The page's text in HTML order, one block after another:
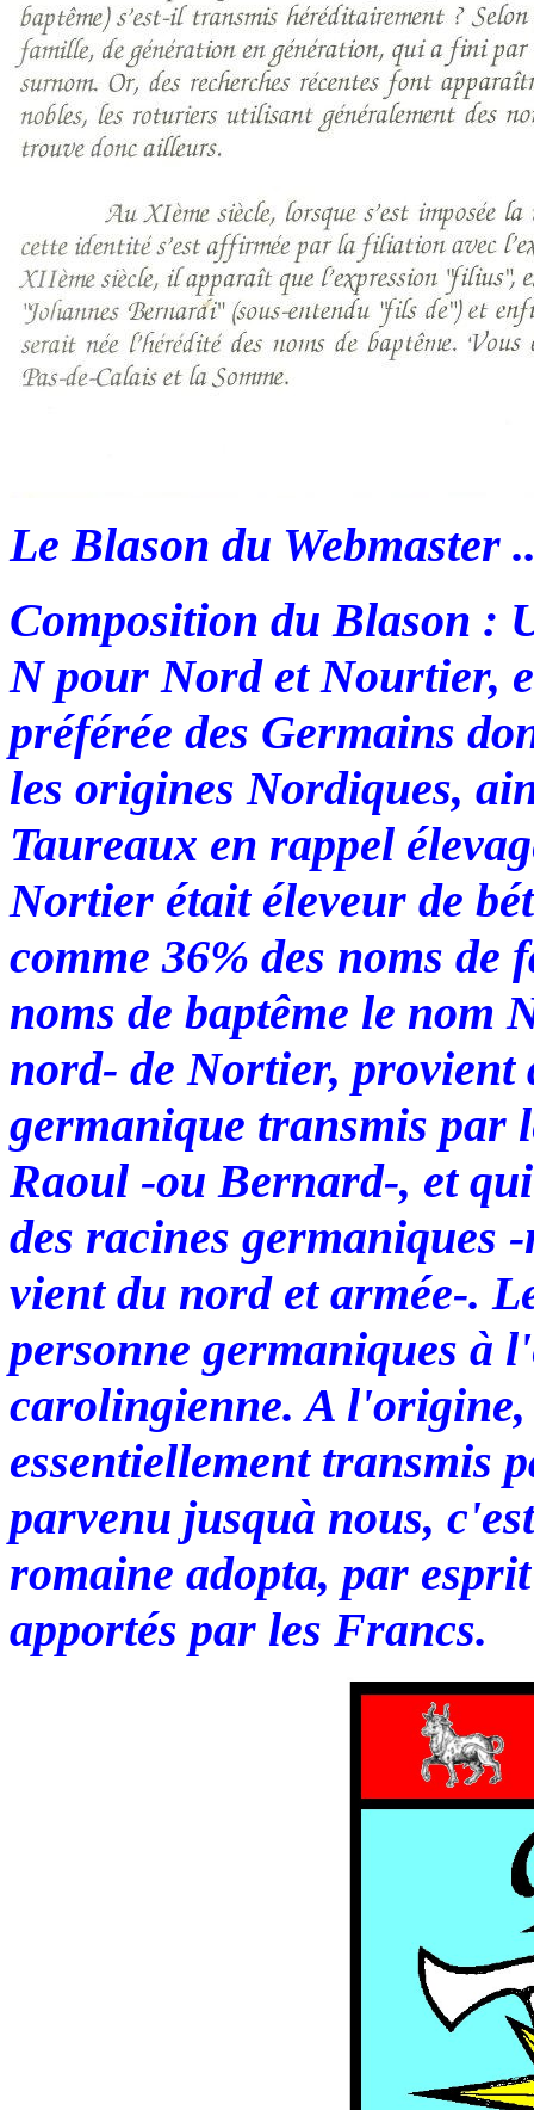
Le Blason du Webmaster
Composition du Blason :
N pour Nord et Nourtier,
préférée des Germains
les origines Nordiques,
Taureaux en rappel
Nortier était éleveur de
comme 36% des noms
noms de baptême le
nord- de Nortier, provient
germanique transmis par
Raoul -ou Bernard-, et
des racines
vient du nord et armée-.
personne germaniques à
carolingienne. A
essentiellement transmis
parvenu jusquà nous,
romaine adopta, par
apportés par les Francs.